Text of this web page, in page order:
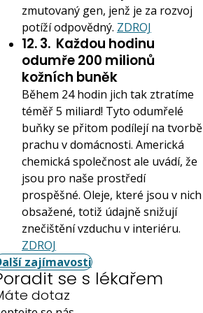
zmutovaný gen, jenž je za rozvoj
potíží odpovědný. ZDROJ
12. 3. Každou hodinu
odumře 200 milionů
kožních buněk
Během 24 hodin jich tak ztratíme
téměř 5 miliard! Tyto odumřelé
buňky se přitom podílejí na tvorbě
prachu v domácnosti. Americká
chemická společnost ale uvádí, že
jsou pro naše prostředí
prospěšné. Oleje, které jsou v nich
obsažené, totiž údajně snižují
znečištění vzduchu v interiéru.
ZDROJ
zajímavosti
se s lékařem
dotaz